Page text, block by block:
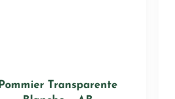
Pommier Transparente